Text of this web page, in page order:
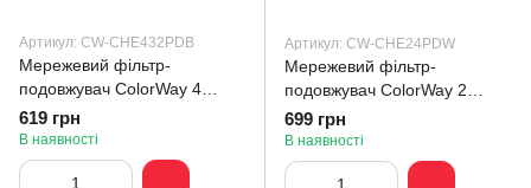
Артикул: CW-CHE432PDB
Мережевий фільтр-
подовжувач СolorWay 4
розетки/3USB (2USB-A + 1
TYPE-C) Black 2M (CW-
CHE432PDB)
619 грн
В наявності
Артикул: CW-CHE24PDW
Мережевий фільтр-
подовжувач СolorWay 2
розетки/4USB White (CW-
CHE24PDW)
699 грн
В наявності